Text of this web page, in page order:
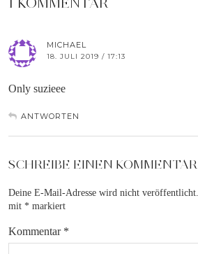
MICHAEL
18. JULI 2019 / 17:13
Only suzieee
ANTWORTEN
SCHREIBE EINEN KOMMENTAR
Deine E-Mail-Adresse wird nicht veröffentlicht.
mit * markiert
Kommentar *